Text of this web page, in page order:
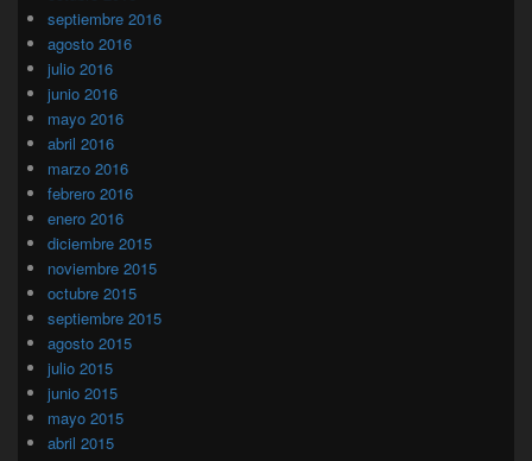
septiembre 2016
agosto 2016
julio 2016
junio 2016
mayo 2016
abril 2016
marzo 2016
febrero 2016
enero 2016
diciembre 2015
noviembre 2015
octubre 2015
septiembre 2015
agosto 2015
julio 2015
junio 2015
mayo 2015
abril 2015